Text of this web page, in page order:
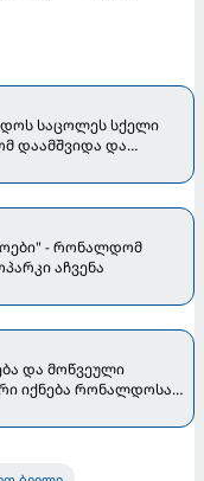
საცოლეს სქელი
დაამშვიდა და
- რონალდომ
აჩვენა
და მოწვეული
იქნება რონალდოსა